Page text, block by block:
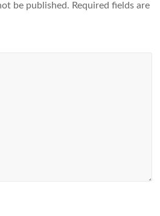
be published. Required fields are